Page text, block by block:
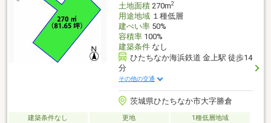
土地面積270m2
用途地域１種低層
建ぺい率50%
容積率100%
建築条件なし
ひたちなか海浜鉄道 金上駅 徒歩14
分
その他の交通
茨城県ひたちなか市大字勝倉
建築条件なし 更地 1種低層地域